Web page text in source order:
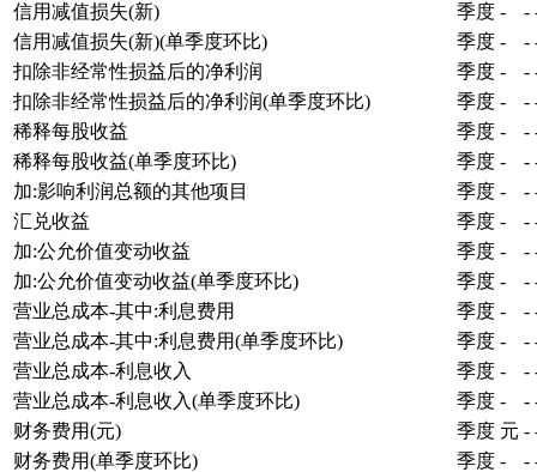
信用减值损失(新)
季度 - -
信用减值损失(新)(单季度环比)
季度 - -
扣除非经常性损益后的净利润
季度 - -
扣除非经常性损益后的净利润(单季度环比)
季度 - -
稀释每股收益
季度 - -
稀释每股收益(单季度环比)
季度 - -
加:影响利润总额的其他项目
季度 - -
汇兑收益
季度 - -
加:公允价值变动收益
季度 - -
加:公允价值变动收益(单季度环比)
季度 - -
营业总成本-其中:利息费用
季度 - -
营业总成本-其中:利息费用(单季度环比)
季度 - -
营业总成本-利息收入
季度 - -
营业总成本-利息收入(单季度环比)
季度 - -
财务费用(元)
季度 元 -
财务费用(单季度环比)
季度 - -